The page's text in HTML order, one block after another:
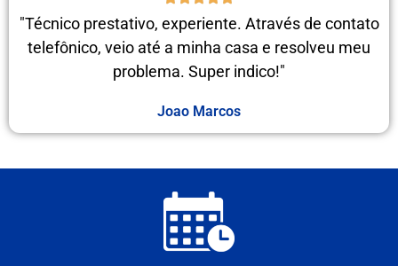
"Técnico prestativo, experiente. Através de contato
telefônico, veio até a minha casa e resolveu meu
problema. Super indico!"
Joao Marcos